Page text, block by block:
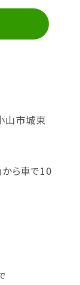
山市城東
から車で10